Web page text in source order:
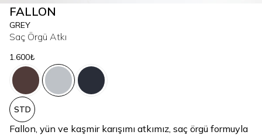
FALLON
GREY
Saç Örgü Atkı
1.600₺
STD
Fallon, yün ve kaşmir karışımı atkımız, saç örgü formuyla